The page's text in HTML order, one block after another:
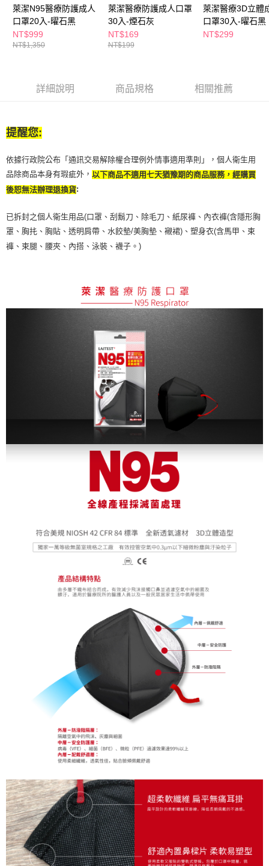
請求用戶進行身份認證。
５．嚴禁一人註冊多個帳號或使用他人資訊註冊。若發現惡意使用之情形，
恩沛科技股份有限公司將有權停止該用戶之使用額度並採取法律行動。
每筆NT$80，滿NT$290(含以上)免運費
萊潔N95醫療防護成人
口罩20入-曜石黑
NT$999
NT$1,350
萊潔醫療防護成人口罩
30入-煙石灰
NT$169
NT$199
萊潔醫療3D立體
口罩30入-曜石黑
NT$299
詳細說明 商品規格 相關推薦
提醒您:
依據行政院公布「通訊交易解除權合理例外情事適用準則」，個人衛生用
品除商品本身有瑕疵外， 以下商品不適用七天猶豫期的商品服務，經購買
後恕無法辦理退換貨:
已拆封之個人衛生用品(口罩、刮鬍刀、除毛刀、紙尿褲、內衣褲(含隱形胸
罩、胸扥、胸貼、透明肩帶、水餃墊/美胸墊、襯裙)、塑身衣(含馬甲、束
褲、束腿、腰夾、內搭、泳裝、襪子。)